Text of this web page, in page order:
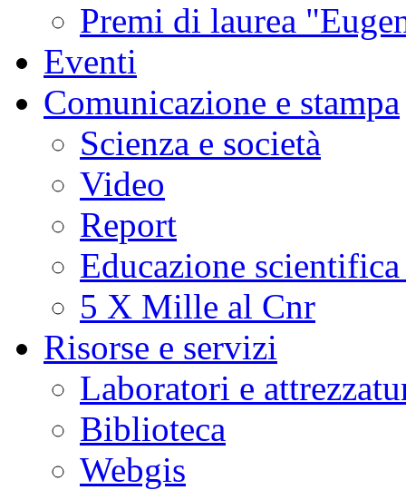
Premi di laurea
Eventi
Comunicazione e stampa
Scienza e società
Video
Report
Educazione
5 X Mille al Cnr
Risorse e servizi
Laboratori e
Biblioteca
Webgis